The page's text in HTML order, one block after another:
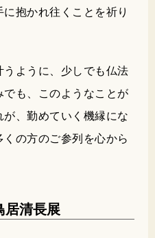
抱かれ往くことを祈り
ように、少しでも仏法
も、このようなことが
、勤めていく機縁にな
の方のご参列を心から
清長展